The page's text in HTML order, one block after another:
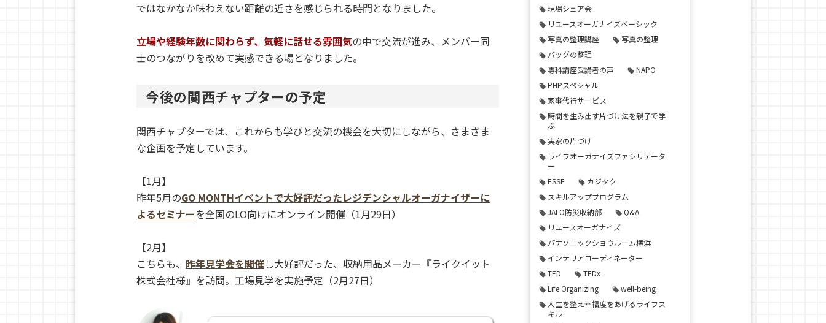
ではなかなか味わえない距離の近さを感じられる時間となりました。
立場や経験年数に関わらず、気軽に話せる雰囲気の中で交流が進み、メンバー同
士のつながりを改めて実感できる場となりました。
今後の関西チャプターの予定
関西チャプターでは、これからも学びと交流の機会を大切にしながら、さまざま
な企画を予定しています。
【1月】
昨年5月のGO MONTHイベントで大好評だったレジデンシャルオーガナイザーに
よるセミナーを全国のLO向けにオンライン開催（1月29日）
【2月】
こちらも、 昨年見学会を開催し大好評だった、収納用品メーカー『ライクイット
株式会社様』を訪問。工場見学を実施予定（2月27日）
現場シェア会
リユースオーガナイズベーシック
写真の整理講座
写真の整理
バッグの整理
専科講座受講者の声
NAPO
PHPスペシャル
家事代行サービス
時間を生み出す片づけ法を親子で学
ぶ
実家の片づけ
ライフオーガナイズファシリテータ
ー
ESSE
カジタク
スキルアッププログラム
JALO防災収納部
Q&A
リユースオーガナイズ
パナソニックショウルーム横浜
インテリアコーディネーター
TED
TEDx
Life Organizing
well-being
人生を整え幸福度をあげるライフス
キル